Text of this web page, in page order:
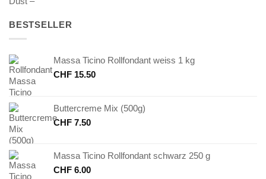
BESTSELLER
Massa Ticino Rollfondant weiss 1 kg
CHF 15.50
Buttercreme Mix (500g)
CHF 7.50
Massa Ticino Rollfondant schwarz 250 g
CHF 6.00